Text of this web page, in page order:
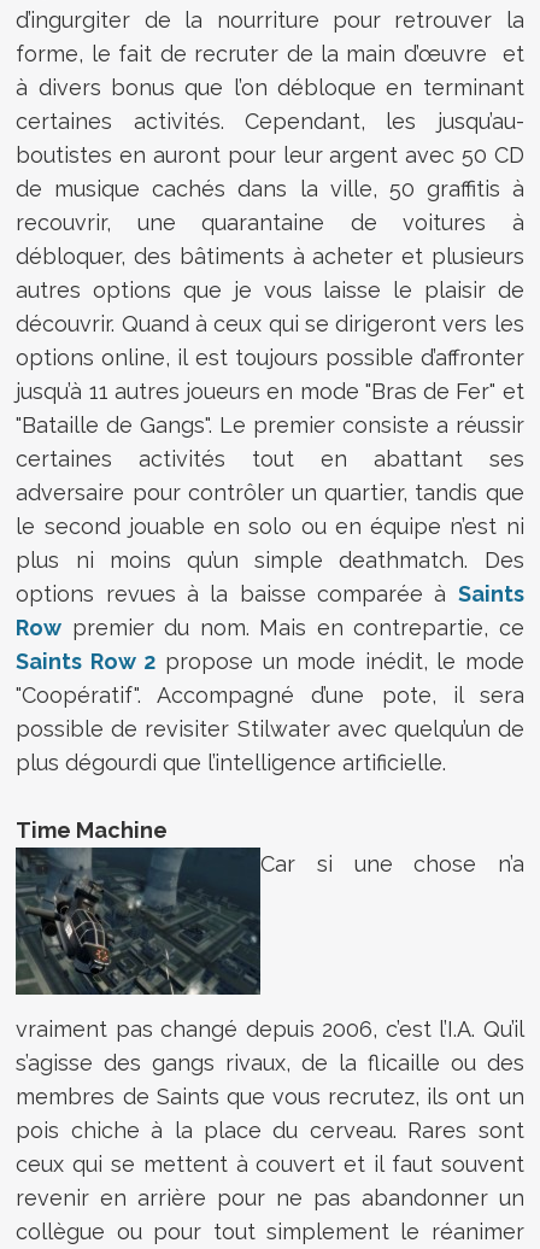
d’ingurgiter de la nourriture pour retrouver la
forme, le fait de recruter de la main d’œuvre et
à divers bonus que l’on débloque en terminant
certaines activités. Cependant, les jusqu’au-
boutistes en auront pour leur argent avec 50 CD
de musique cachés dans la ville, 50 graffitis à
recouvrir, une quarantaine de voitures à
débloquer, des bâtiments à acheter et plusieurs
autres options que je vous laisse le plaisir de
découvrir. Quand à ceux qui se dirigeront vers les
options online, il est toujours possible d’affronter
jusqu’à 11 autres joueurs en mode "Bras de Fer" et
"Bataille de Gangs". Le premier consiste a réussir
certaines activités tout en abattant ses
adversaire pour contrôler un quartier, tandis que
le second jouable en solo ou en équipe n’est ni
plus ni moins qu’un simple deathmatch. Des
options revues à la baisse comparée à Saints
Row premier du nom. Mais en contrepartie, ce
Saints Row 2 propose un mode inédit, le mode
"Coopératif". Accompagné d’une pote, il sera
possible de revisiter Stilwater avec quelqu’un de
plus dégourdi que l’intelligence artificielle.
Time Machine
Car si une chose n’a
vraiment pas changé depuis 2006, c’est l’I.A. Qu’il
s’agisse des gangs rivaux, de la flicaille ou des
membres de Saints que vous recrutez, ils ont un
pois chiche à la place du cerveau. Rares sont
ceux qui se mettent à couvert et il faut souvent
revenir en arrière pour ne pas abandonner un
collègue ou pour tout simplement le réanimer